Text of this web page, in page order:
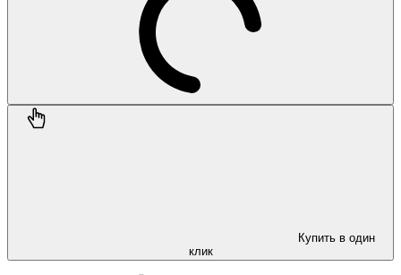
Купить в один
клик